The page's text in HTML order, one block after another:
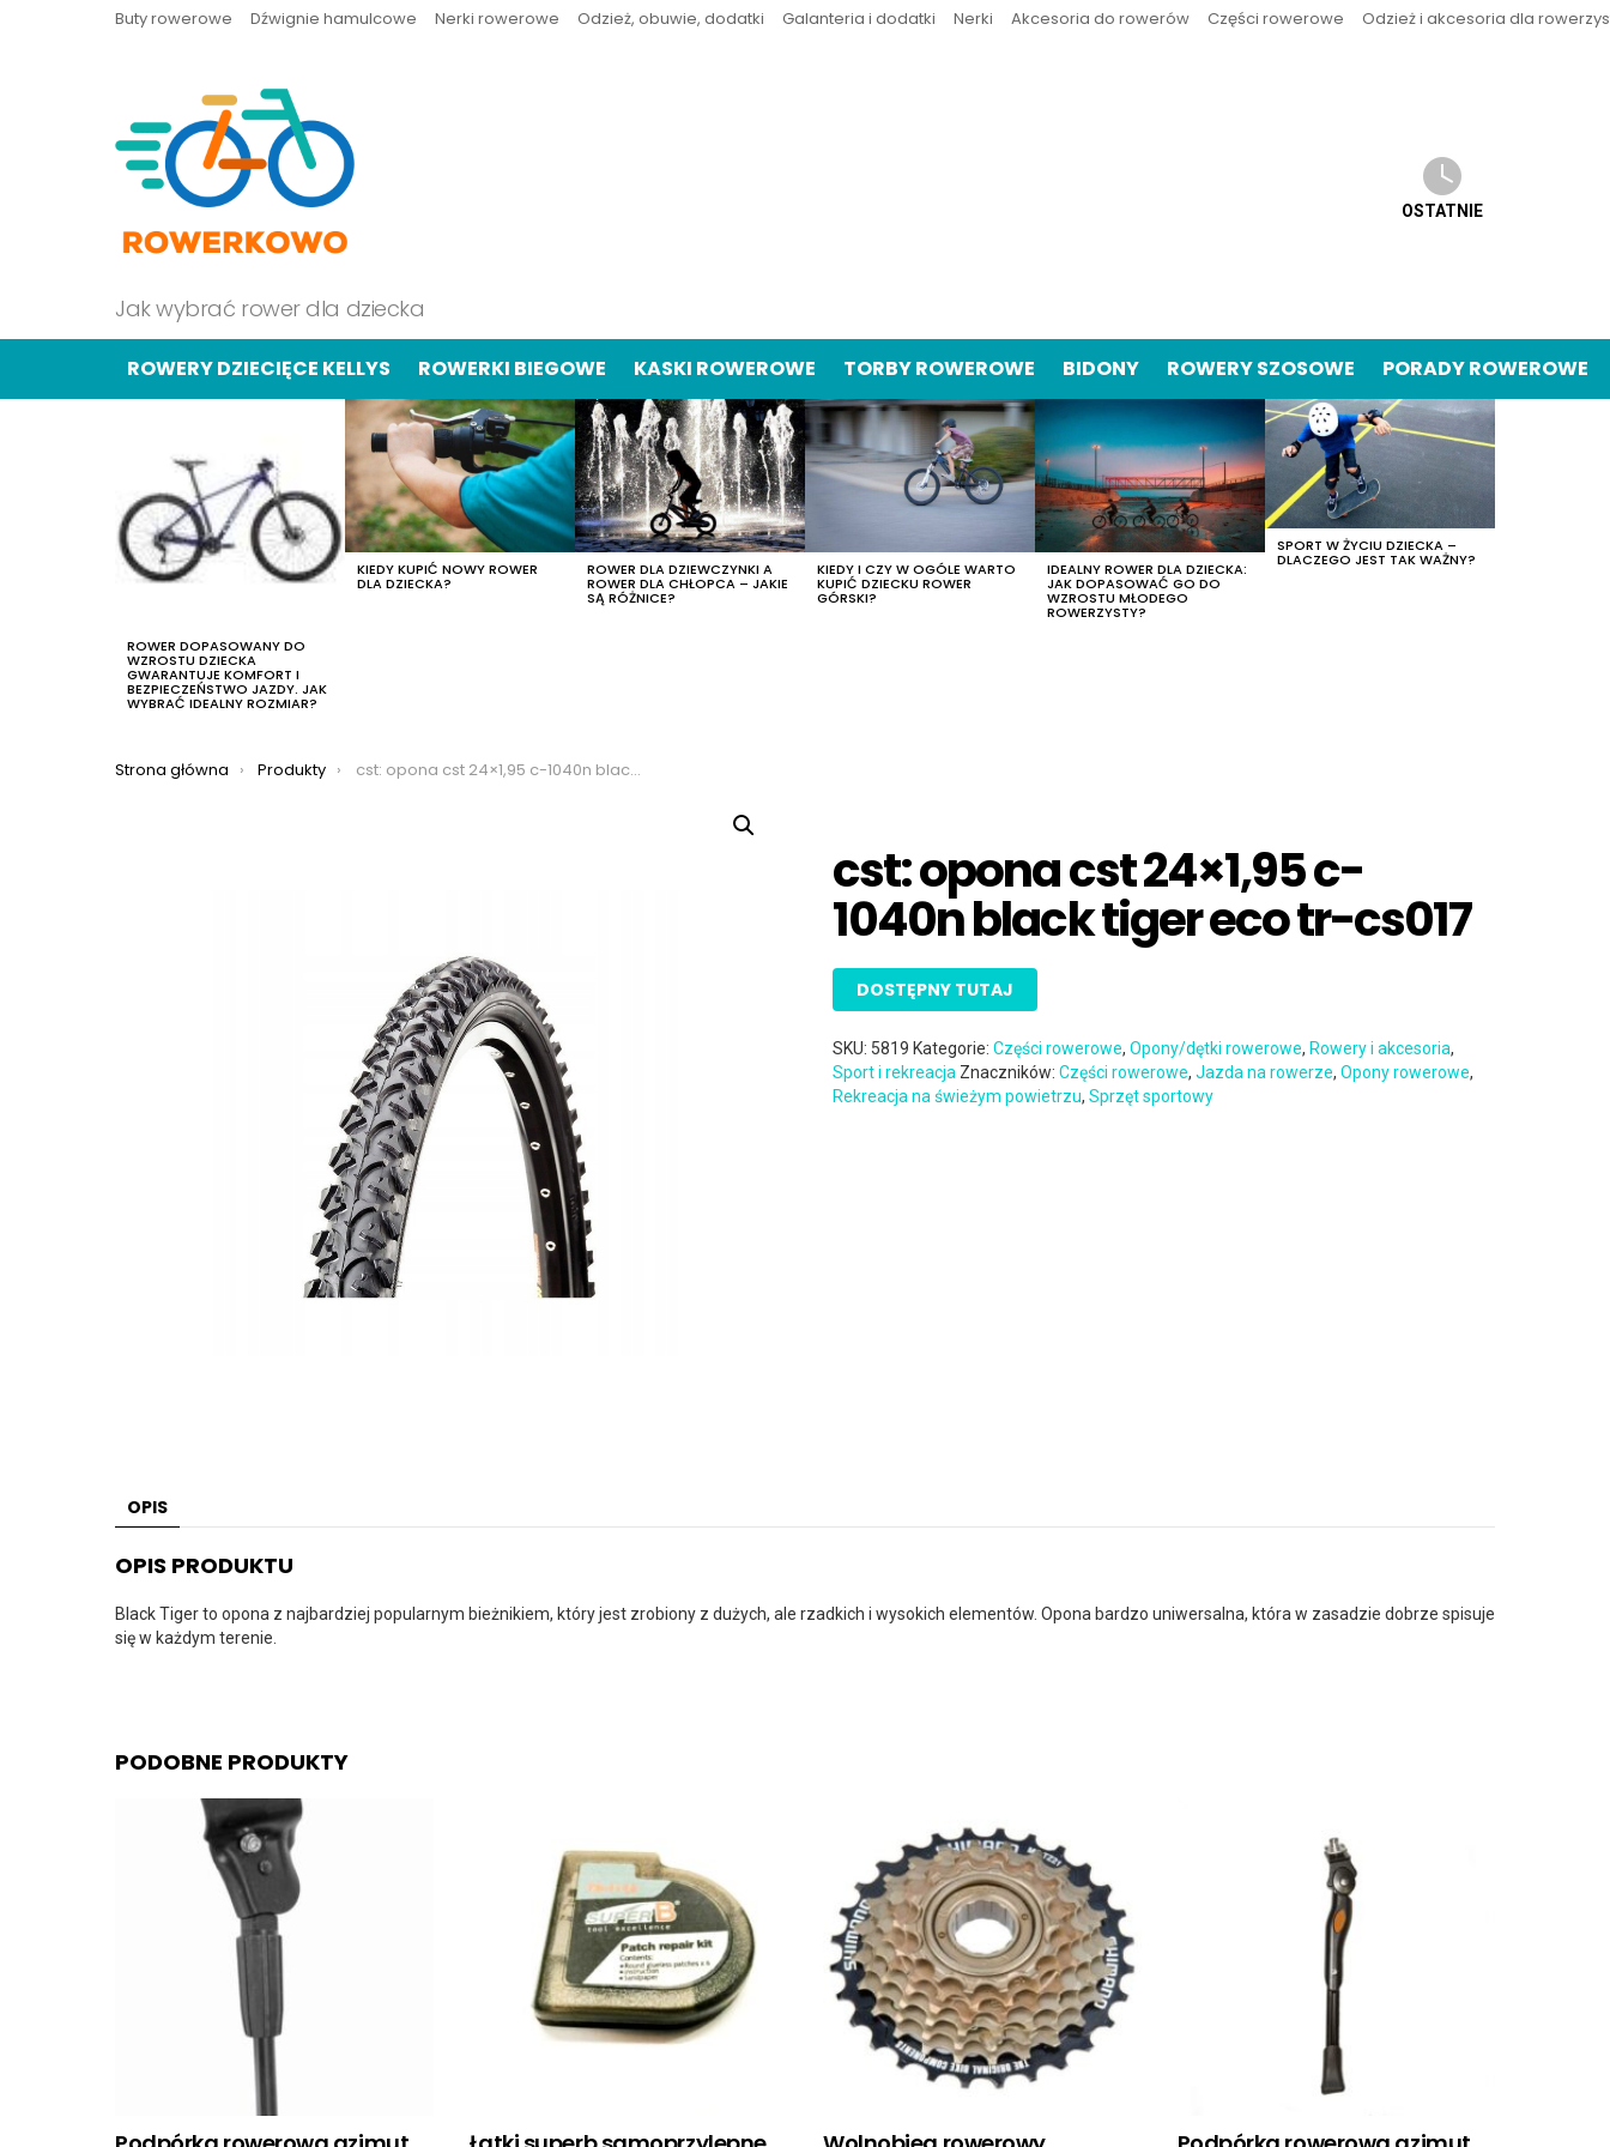
Buty rowerowe Dźwignie hamulcowe Nerki rowerowe Odzież, obuwie, dodatki Galanteria i dodatki Nerki Akcesoria do rowerów Części rowerowe Odzież i akcesoria dla
Jak wybrać rower dla dziecka
OSTATNIE
ROWERY DZIECIĘCE KELLYS ROWERKI BIEGOWE KASKI ROWEROWE TORBY ROWEROWE BIDONY ROWERY SZOSOWE PORADY ROWEROWE
ROWER DOPASOWANY DO
WZROSTU DZIECKA
GWARANTUJE KOMFORT I
BEZPIECZEŃSTWO JAZDY. JAK
WYBRAĆ IDEALNY ROZMIAR?
KIEDY KUPIĆ NOWY ROWER
DLA DZIECKA?
ROWER DLA DZIEWCZYNKI A
ROWER DLA CHŁOPCA – JAKIE
SĄ RÓŻNICE?
KIEDY I CZY W OGÓLE WARTO
KUPIĆ DZIECKU ROWER
GÓRSKI?
IDEALNY ROWER DLA DZIECKA:
JAK DOPASOWAĆ GO DO
WZROSTU MŁODEGO
ROWERZYSTY?
SPORT W ŻYCIU DZIECKA –
DLACZEGO JEST TAK WAŻNY?
Jesteś tutaj:
Strona główna Produkty cst: opona cst 24×1,95 c-1040n black tiger eco tr-cs017
cst: opona cst 24×1,95 c-
1040n black tiger eco tr-cs017
DOSTĘPNY TUTAJ
SKU: 5819 Kategorie:Części rowerowe,Opony/dętki rowerowe, Rowery i akcesoria,
Sport i rekreacja Znaczników:Części rowerowe,Jazda na rowerze,Opony rowerowe,
Rekreacja na świeżym powietrzu,Sprzęt sportowy
OPIS
OPIS PRODUKTU
Black Tiger to opona z najbardziej popularnym bieżnikiem, który jest zrobiony z dużych, ale rzadkich i wysokich elementów. Opona bardzo uniwersalna, która w zasadzie dobrze spisuje
się w każdym terenie.
PODOBNE PRODUKTY